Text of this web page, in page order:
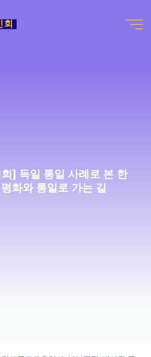
회
] 독일 통일 사례로 본 한
화와 통일로 가는 길